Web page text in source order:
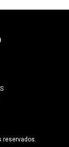
reservados.